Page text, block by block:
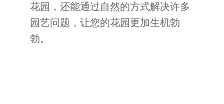
花园，还能通过自然的方式解决许多
园艺问题，让您的花园更加生机勃
勃。